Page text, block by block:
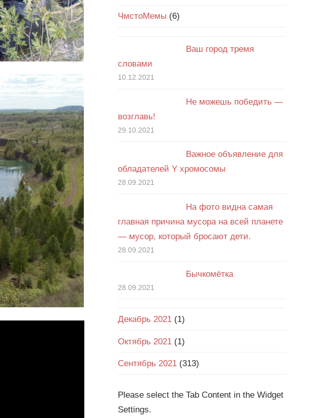
ЧмстоМемы (6)
Ваш город тремя
словами
10.12.2021
Не можешь победить —
возглавь!
29.10.2021
Важное объявление для
обладателей Y хромосомы
28.09.2021
На фото видна самая
главная причина мусора на всей планете
— мусор, который бросают дети.
28.09.2021
Бычкомётка
28.09.2021
Декабрь 2021 (1)
Октябрь 2021 (1)
Сентябрь 2021 (313)
Please select the Tab Content in the Widget
Settings.